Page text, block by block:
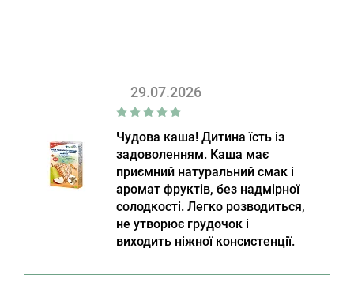
29.07.2026
Чудова каша! Дитина їсть із
задоволенням. Каша має
приємний натуральний смак і
аромат фруктів, без надмірної
солодкості. Легко розводиться,
не утворює грудочок і
виходить ніжної консистенції.